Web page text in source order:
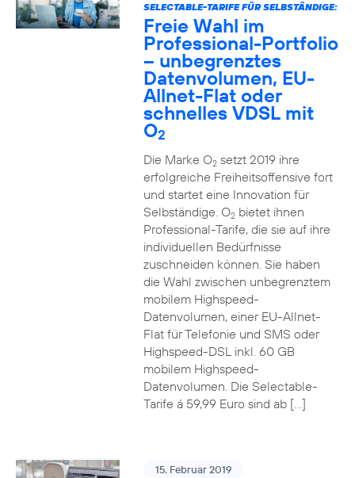
SELECTABLE-TARIFE FÜR SELBSTÄNDIGE:
Freie Wahl im
Professional-Portfolio
– unbegrenztes
Datenvolumen, EU-
Allnet-Flat oder
schnelles VDSL mit
O2
Die Marke O2setzt 2019 ihre
erfolgreiche Freiheitsoffensive fort
und startet eine Innovation für
Selbständige. O2bietet ihnen
Professional-Tarife, die sie auf ihre
individuellen Bedürfnisse
zuschneiden können. Sie haben
die Wahl zwischen unbegrenztem
mobilem Highspeed-
Datenvolumen, einer EU-Allnet-
Flat für Telefonie und SMS oder
Highspeed-DSL inkl. 60 GB
mobilem Highspeed-
Datenvolumen. Die Selectable-
Tarife á 59,99 Euro sind ab […]
15. Februar 2019